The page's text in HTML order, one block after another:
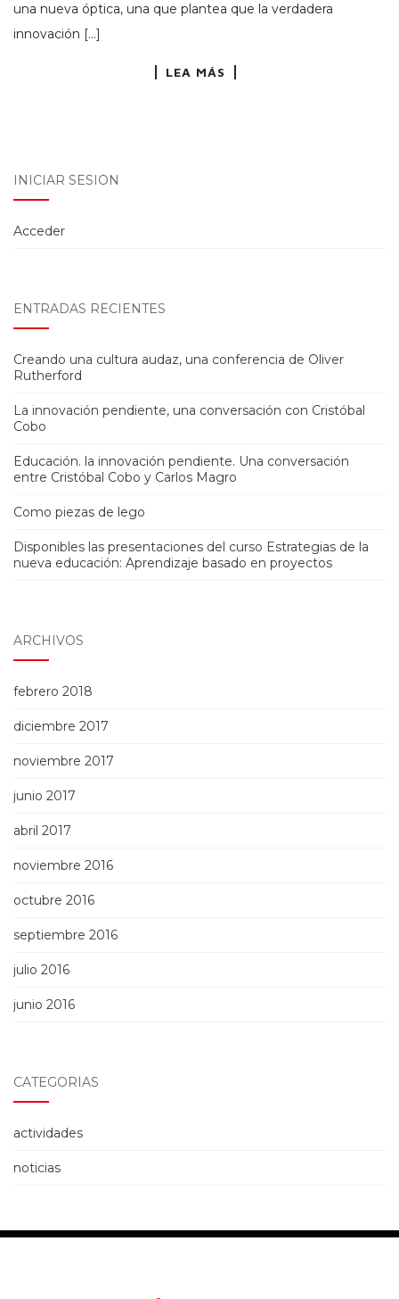
una nueva óptica, una que plantea que la verdadera
innovación […]
LEA MÁS
INICIAR SESIÓN
Acceder
ENTRADAS RECIENTES
Creando una cultura audaz, una conferencia de Oliver
Rutherford
La innovación pendiente, una conversación con Cristóbal
Cobo
Educación. la innovación pendiente. Una conversación
entre Cristóbal Cobo y Carlos Magro
Como piezas de lego
Disponibles las presentaciones del curso Estrategias de la
nueva educación: Aprendizaje basado en proyectos
ARCHIVOS
febrero 2018
diciembre 2017
noviembre 2017
junio 2017
abril 2017
noviembre 2016
octubre 2016
septiembre 2016
julio 2016
junio 2016
CATEGORÍAS
actividades
noticias